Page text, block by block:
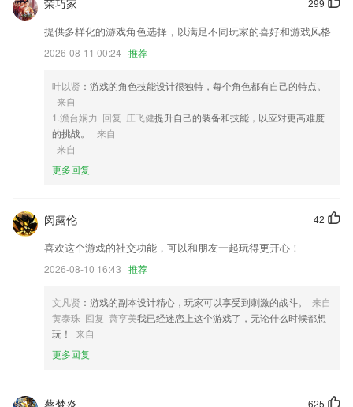
2,选择慧升考研不会让高考学子失望！我们共同进步！
3,满足了用户随时随地在线清理手机的需求，大家可以来看看哦。
4,设备安装时间可以随时的线上2265预约，会在预约的时间段内去提供安
5,【2】单句、阶段复读，语速灵敏操控，让孩子听得更清楚，学的更准
6,分类齐全，可根据每个人的需求来挑选，不同的专题任意选择。
足彩加免费版下载软件优势
2.在手机上也可以更好的来刷题，这里各种学习资源也可以满足很多考生
们的需求；
3.帮助孩子用编程思维和前沿的眼光看世界、学知识，书写自己的未来。
松刷题练习；
5.能够更好的服务于每一个患者，从而可以提升患者的满意度。
6.老师在当日托管课后发布学生课堂动态，入托前和托管结束后，老师的
299
荣巧家
提供多样化的游戏角色选择，以满足不同玩家的喜好和游戏风格
2026-08-11 00:24 推荐
叶以贤 ：游戏的角色技能设计很独特，每个角色都有自己的特点。
来自
1.澹台娴力 回复 庄飞健提升自己的装备和技能，以应对更高难度
的挑战。
来自
来自
更多回复
42
闵露伦
喜欢这个游戏的社交功能，可以和朋友一起玩得更开心！
2026-08-10 16:43 推荐
文凡贤 ：游戏的副本设计精心，玩家可以享受到刺激的战斗。
来自
黄泰珠 回复 萧亨美我已经迷恋上这个游戏了，无论什么时候都想
玩！
来自
更多回复
625
蔡梦炎